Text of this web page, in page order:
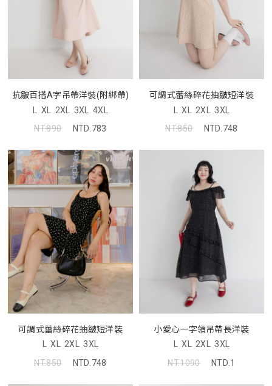
抗皺百搭A字吊帶洋裝(附綁帶)
L XL 2XL 3XL 4XL
NT.890
NTD.783
可調式蕾絲碎花抽皺短洋裝
L XL 2XL 3XL
NT.850
NTD.748
可調式蕾絲碎花抽皺短洋裝
L XL 2XL 3XL
NT.850
NTD.748
小愛心一字領吊帶長洋裝
L XL 2XL 3XL
NT.1090
NTD.1